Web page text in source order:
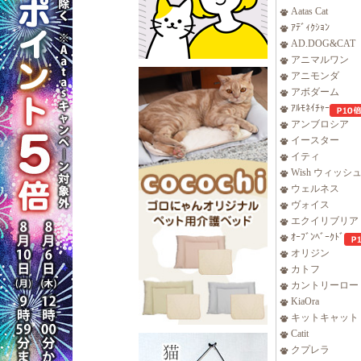
Aatas Cat
ｱﾃﾞｨｸｼｮﾝ
AD.DOG&CAT
アニマルワン
アニモンダ
アボダーム
ｱﾙﾓﾈｲﾁｬｰ
アンブロシア
イースター
イティ
Wish ウィッシュ
ウェルネス
ヴォイス
エクイリブリア
ｵｰﾌﾞﾝﾍﾞｰｸﾄﾞ
オリジン
カトフ
カントリーロー
KiaOra
キットキャット
Catit
クプレラ